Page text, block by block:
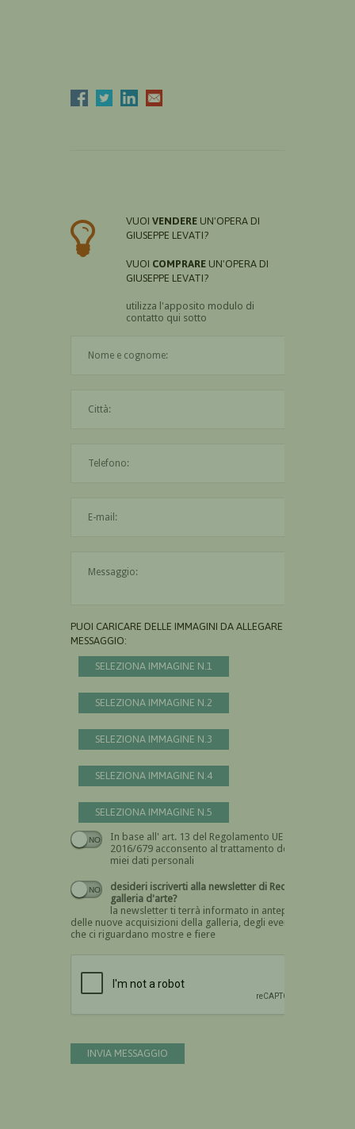
VUOI VENDERE UN'OPERA DI
GIUSEPPE LEVATI?
VUOI COMPRARE UN'OPERA DI
GIUSEPPE LEVATI?
utilizza l'apposito modulo di
contatto qui sotto
PUOI CARICARE DELLE IMMAGINI DA ALLEGARE AL
MESSAGGIO:
SELEZIONA IMMAGINE N.1
SELEZIONA IMMAGINE N.2
SELEZIONA IMMAGINE N.3
SELEZIONA IMMAGINE N.4
SELEZIONA IMMAGINE N.5
In base all' art. 13 del Regolamento UE n.
2016/679 acconsento al trattamento dei
miei dati personali
Devi dare il consenso
desideri iscriverti alla newsletter di Recta
galleria d'arte?
la newsletter ti terrà informato in anteprima
delle nuove acquisizioni della galleria, degli eventi
che ci riguardano mostre e fiere
INVIA MESSAGGIO